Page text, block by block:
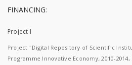
FINANCING:
Project I
Project "Digital Repository of Scientific
Programme Innovative Economy, 2010-2014,